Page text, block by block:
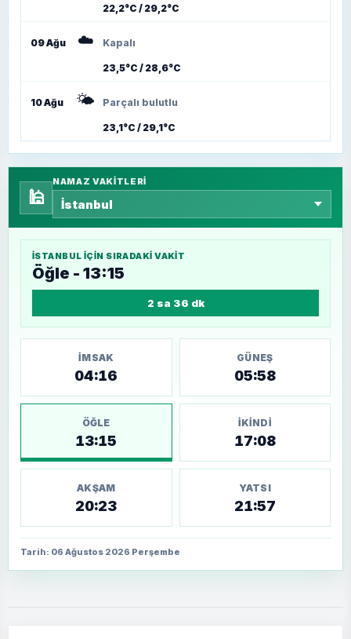
22,2°C / 29,2°C
09 Ağu ☁️ Kapalı
23,5°C / 28,6°C
10 Ağu 🌤️ Parçalı bulutlu
23,1°C / 29,1°C
🕌
NAMAZ VAKITLERI
İSTANBUL IÇIN SIRADAKI VAKIT
Öğle - 13:15
2 sa 36 dk
İMSAK
04:16
GÜNEŞ
05:58
ÖĞLE
13:15
İKINDI
17:08
AKŞAM
20:23
YATSI
21:57
Tarih: 06 Ağustos 2026 Perşembe